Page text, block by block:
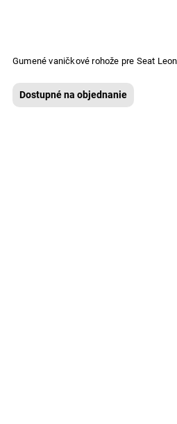
Gumené vaničkové rohože pre Seat
Dostupné na objednanie